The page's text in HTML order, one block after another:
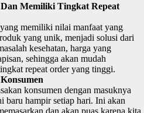
Memiliki Tingkat Repeat
memiliki nilai manfaat yang
yang unik, menjadi solusi dari
kesehatan, harga yang
sehingga akan mudah
repeat order yang tinggi.
konsumen dengan masuknya
baru hampir setiap hari. Ini akan
dan akan puas karena kita